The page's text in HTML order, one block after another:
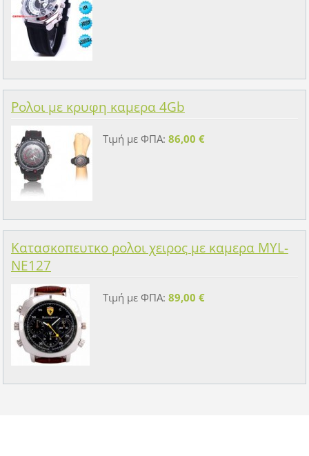
Ρολοι με κρυφη καμερα 4Gb
Τιμή με ΦΠΑ: 86,00 €
Κατασκοπευτκο ρολοι χειρος με καμερα MYL-
NE127
Τιμή με ΦΠΑ: 89,00 €